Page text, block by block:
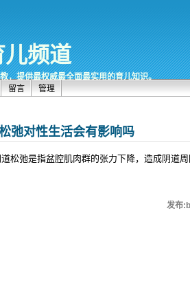
频道
，提供最权威最全面最实用的育儿知识。
留言 管理
弛对性生活会有影响吗
松弛是指盆腔肌肉群的张力下降，造成阴道
发布